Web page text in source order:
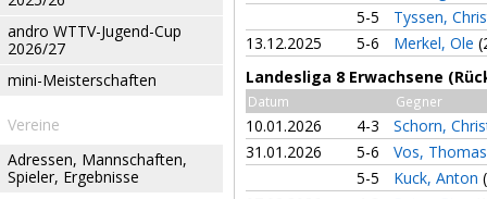
andro WTTV-Jugend-Cup
2026/27
mini-Meisterschaften
Vereine
Adressen, Mannschaften,
Spieler, Ergebnisse
5-5
Tyssen,
13.12.2025
5-6 Merkel, Ole
Landesliga 8 Erwachsene
Datum Gegner
10.01.2026 4-3
Schorn,
31.01.2026
5-6
Vos,
5-5
Kuck, Anton